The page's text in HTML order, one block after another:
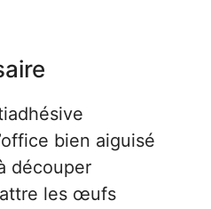
bien aiguisé
découper
les œufs